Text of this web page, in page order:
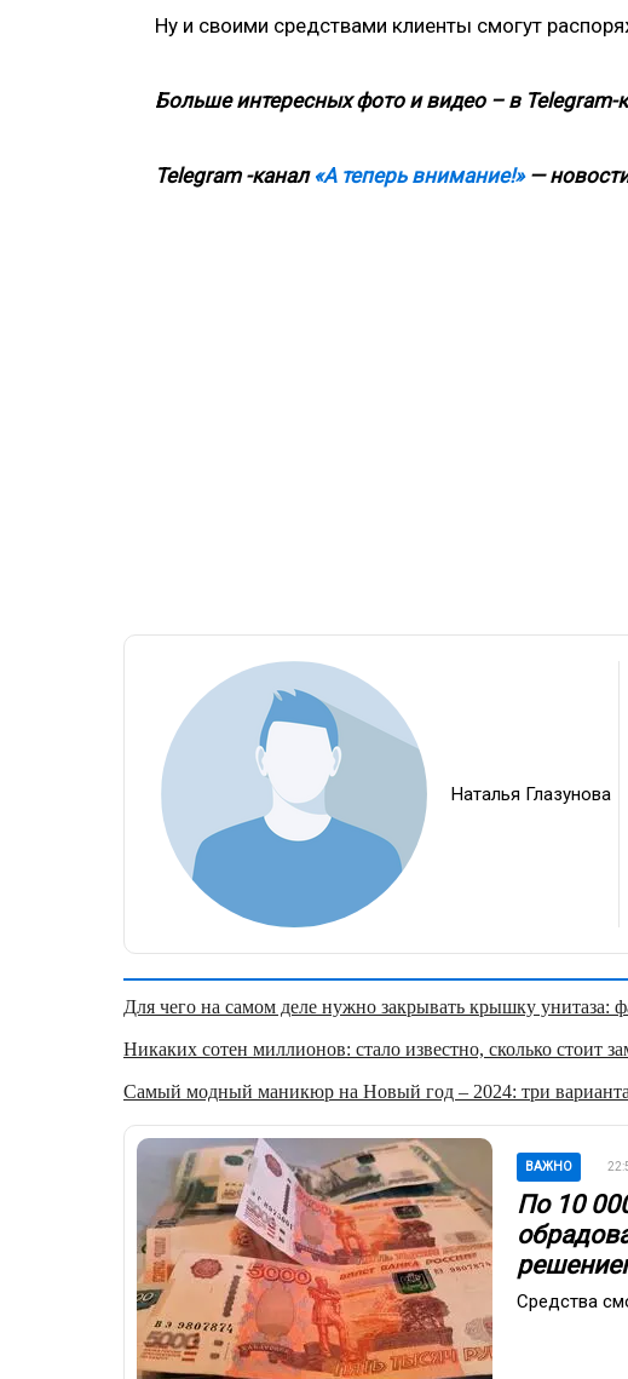
Ну и своими средствами клиенты смогут
Больше интересных фото и видео – в Telegram-
Telegram -канал «А теперь внимание!»—
Наталья Глазунова
Для чего на самом деле нужно закрывать крышку унитаза:
Никаких сотен миллионов: стало известно, сколько стоит
Самый модный маникюр на Новый год – 2024: три варианта
ВАЖНО
По 10
Средства